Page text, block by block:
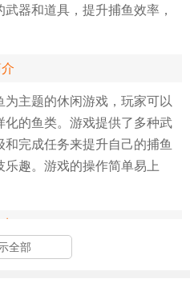
器和道具，提升捕鱼效率，
主题的休闲游戏，玩家可以
的鱼类。游戏提供了多种武
完成任务来提升自己的捕鱼
趣。游戏的操作简单易上
玩家可以捕捉到从普通的小
全部